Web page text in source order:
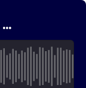
Special: Buy & Build: wat is het en hoe werkt het?